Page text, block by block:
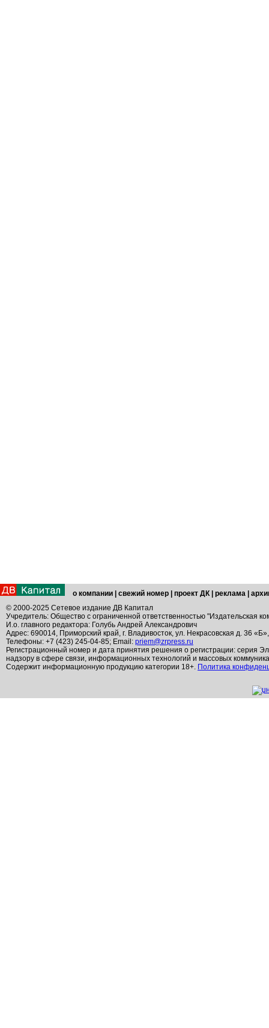
о компании свежий номер проект ДК реклама
© 2000-2025 Сетевое издание ДВ Капитал
Учредитель: Общество с ограниченной ответственностью "Издательская
И.о. главного редактора: Голубь Андрей Александрович
Адрес: 690014, Приморский край, г. Владивосток, ул. Некрасовская д. 36
Телефоны: +7 (423) 245-04-85; Email: priem@zrpress.ru
Регистрационный номер и дата принятия решения о регистрации: серия
надзору в сфере связи, информационных технологий и массовых
Содержит информационную продукцию категории 18+. Политика